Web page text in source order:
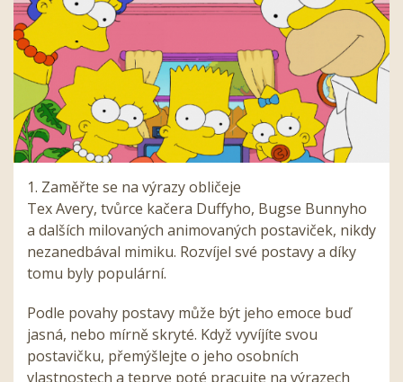
1. Zaměřte se na výrazy obličeje
Tex Avery, tvůrce kačera Duffyho, Bugse Bunnyho
a dalších milovaných animovaných postaviček, nikdy
nezanedbával mimiku. Rozvíjel své postavy a díky
tomu byly populární.
Podle povahy postavy může být jeho emoce buď
jasná, nebo mírně skryté. Když vyvíjíte svou
postavičku, přemýšlejte o jeho osobních
vlastnostech a teprve poté pracujte na výrazech